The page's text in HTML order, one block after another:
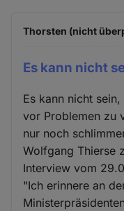
Thorsten (nicht
Es kann nicht
Es kann nicht
vor Problemen zu
nur noch
Wolfgang Thierse
Interview vom
"Ich erinnere an